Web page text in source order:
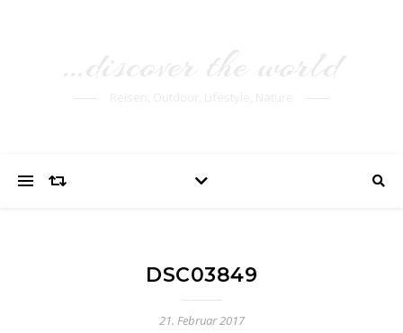
DSC03849
21. Februar 2017